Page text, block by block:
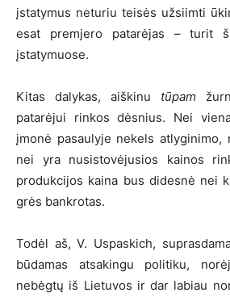
įstatymus neturiu teisės užsiimti
esat premjero patarėjas – turit
įstatymuose.
Kitas dalykas, aiškinu tūpam
patarėjui rinkos dėsnius. Nei
įmonė pasaulyje nekels atlyginimo,
nei yra nusistovėjusios kainos
produkcijos kaina bus didesnė nei
grės bankrotas.
Todėl aš, V. Uspaskich,
būdamas atsakingu politiku,
nebėgtų iš Lietuvos ir dar labiau